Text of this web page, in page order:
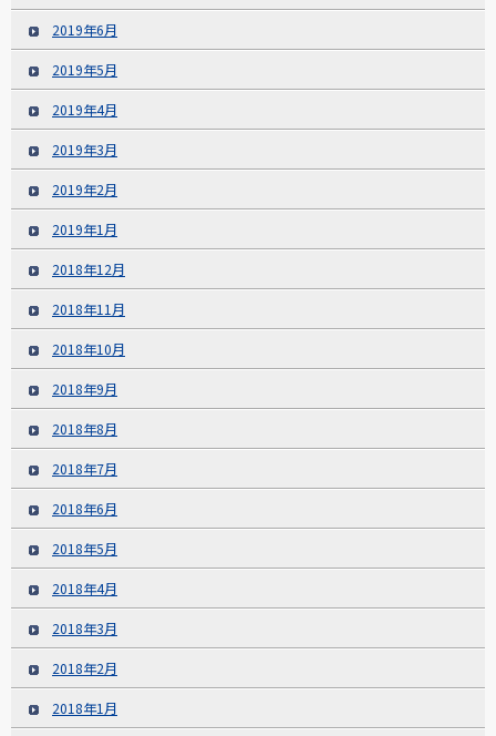
2019年6月
2019年5月
2019年4月
2019年3月
2019年2月
2019年1月
2018年12月
2018年11月
2018年10月
2018年9月
2018年8月
2018年7月
2018年6月
2018年5月
2018年4月
2018年3月
2018年2月
2018年1月